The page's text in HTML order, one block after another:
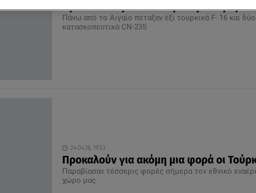
Προκαλούν ξανά οι Τούρκοι με
Πάνω από το Αιγαίο πέταξαν έξι τουρκικά F- 16 και δύο
κατασκοπευτικά CN-235
24.04.18, 19:53
Προκαλούν για ακόμη μια φορά οι
Παραβίασαν τέσσερις φορές σήμερα τον εθνικό
χώρο μας